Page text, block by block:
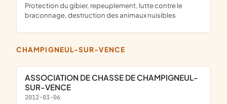
protection du gibier, repeuplement, lutte contre le
braconnage, destruction des animaux nuisibles
CHAMPIGNEUL-SUR-VENCE
ASSOCIATION DE CHASSE DE CHAMPIGNEUL-
SUR-VENCE
2012-03-06